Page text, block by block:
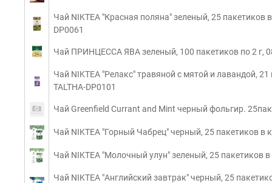
Чай NIKTEA "Красная поляна" зеленый, 25 пакетиков в
DP0061
Чай ПРИНЦЕССА ЯВА зеленый, 100 пакетиков по 2 г,
Чай NIKTEA "Релакс" травяной с мятой и лавандой, 21
TALTHA-DP0101
Чай Greenfield Currant and Mint черный фольгир.
Чай NIKTEA "Горный Чабрец" черный, 25 пакетиков в
Чай NIKTEA "Молочный улун" зеленый, 25 пакетиков в
Чай NIKTEA "Английский завтрак" черный, 25